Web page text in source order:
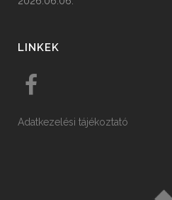
LINKEK
Adatkezelési tájékoztató